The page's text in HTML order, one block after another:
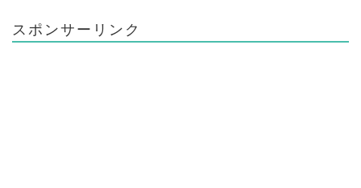
スポンサーリンク